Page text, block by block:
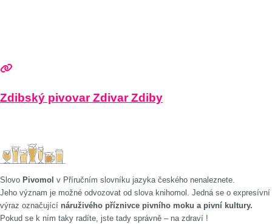
Zdibský pivovar Zdivar Zdiby
Slovo Pivomol v Příručním slovníku jazyka českého nenaleznete.
Jeho význam je možné odvozovat od slova knihomol. Jedná se o expresívní
výraz označující náruživého příznivce pivního moku a pivní kultury.
Pokud se k ním taky radíte, jste tady správně – na zdraví !